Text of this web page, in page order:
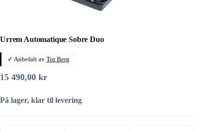
Urrem Automatique Sobre Duo
✓ Anbefalt av Tor Berg
15 490,00 kr
På lager, klar til levering